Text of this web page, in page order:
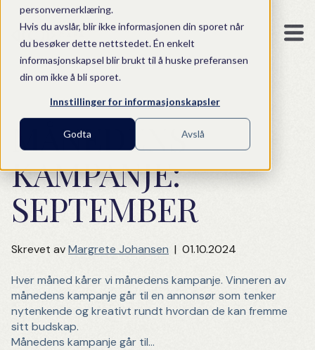
personvernerklæring.
Hvis du avslår, blir ikke informasjonen din sporet når
du besøker dette nettstedet. Én enkelt
informasjonskapsel blir brukt til å huske preferansen
din om ikke å bli sporet.
Innstillinger for informasjonskapsler
Godta Avslå
MÅNEDENS
KAMPANJE:
SEPTEMBER
Skrevet avMargrete Johansen | 01.10.2024
Hver måned kårer vi månedens kampanje. Vinneren av
månedens kampanje går til en annonsør som tenker
nytenkende og kreativt rundt hvordan de kan fremme
sitt budskap.
Månedens kampanje går til...